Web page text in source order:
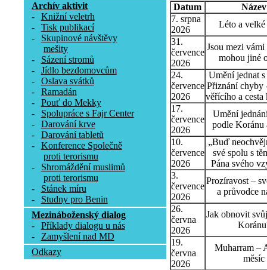
Archív aktivit
-
Knižní veletrh
-
Tisk publikací
-
Skupinové návštěvy
mešity
-
Sázení stromů
-
Jídlo bezdomovcům
-
Oslava svátků
-
Ramadán
-
Pouť do Mekky
-
Spolupráce s Fajr Center
-
Darování krve
-
Darování tabletů
-
Konference Společně
proti terorismu
-
Shromáždění muslimů
proti terorismu
-
Stánek míru
-
Studny pro Benin
Mezináboženský dialog
-
Příklady dialogu u nás
-
Zamyšlení nad MD
Odkazy
Datum
Název
7. srpna
2026
Léto a
31.
července
2026
Jsou mezi
mohou jiné
24.
července
2026
Umění jednat
Přiznání chyby
věřícího a cesta
17.
července
2026
Umění
podle Koránu
10.
července
2026
„Buď
své spolu s
Pána svého
3.
července
2026
Prozíravost –
a průvodce
26.
června
2026
Jak obnovit
19.
června
2026
Muharram –
měsíc